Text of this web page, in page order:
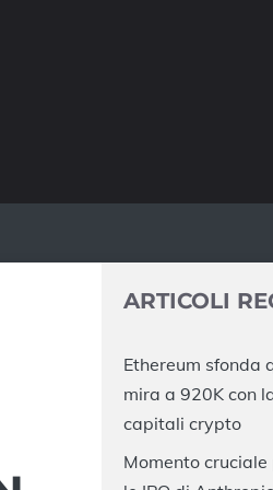
ARTICOLI
Ethereum sfonda
mira a 920K con
capitali crypto
Momento